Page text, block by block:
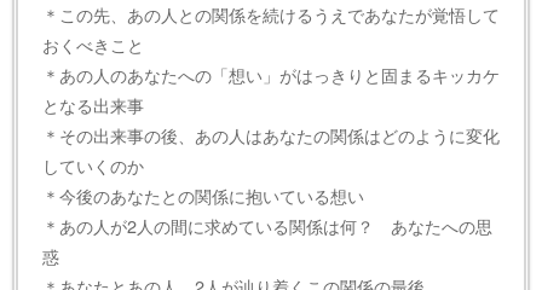
＊この先、あの人との関係を続けるうえであなたが覚悟して
おくべきこと
＊あの人のあなたへの「想い」がはっきりと固まるキッカケ
となる出来事
＊その出来事の後、あの人はあなたの関係はどのように変化
していくのか
＊今後のあなたとの関係に抱いている想い
＊あの人が2人の間に求めている関係は何？ あなたへの思
惑